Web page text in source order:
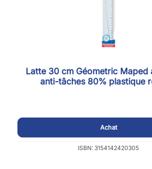
Latte 30 cm Géometric Maped
anti-tâches 80% plastique
Achat
ISBN: 3154142420305